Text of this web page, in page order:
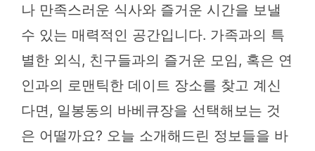
나 만족스러운 식사와 즐거운 시간을 보낼
수 있는 매력적인 공간입니다. 가족과의 특
별한 외식, 친구들과의 즐거운 모임, 혹은 연
인과의 로맨틱한 데이트 장소를 찾고 계신
다면, 일봉동의 바베큐장을 선택해보는 것
은 어떨까요? 오늘 소개해드린 정보들을 바